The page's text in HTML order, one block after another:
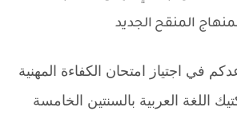
المنقح الجديد
في اجتياز امتحان الكفاءة المهنية
اللغة العربية بالسنتين الخامسة